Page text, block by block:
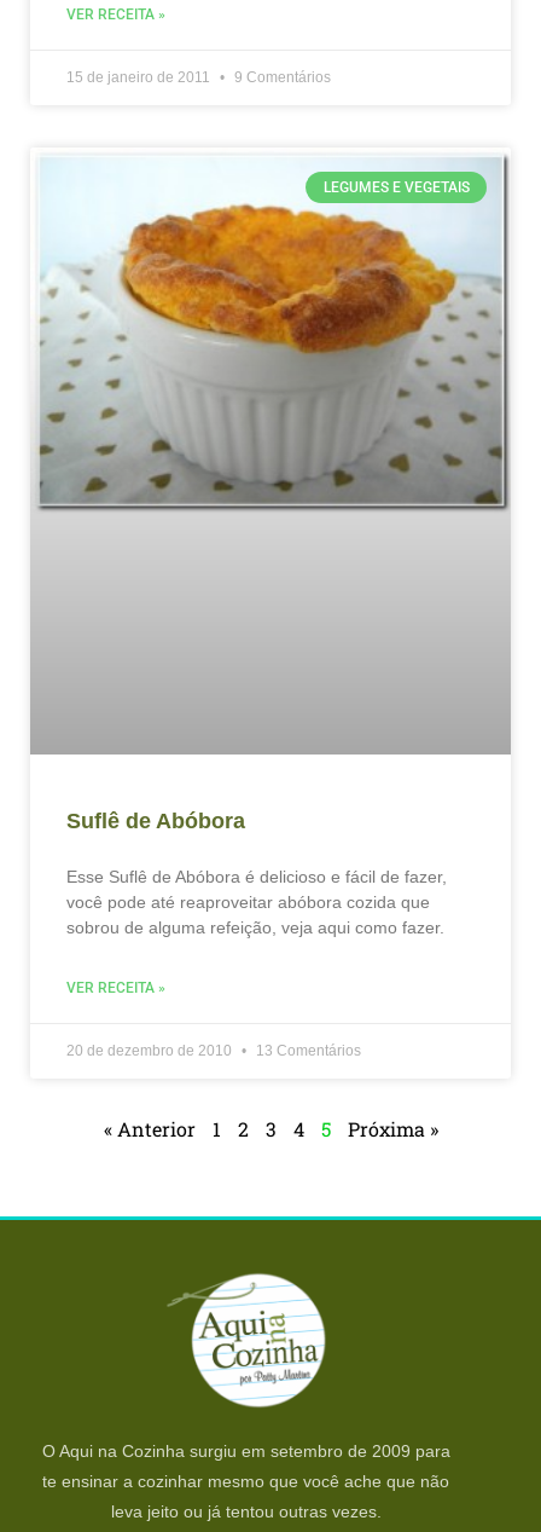
VER RECEITA »
15 de janeiro de 2011 9 Comentários
LEGUMES E VEGETAIS
Suflê de Abóbora
Esse Suflê de Abóbora é delicioso e fácil de fazer,
você pode até reaproveitar abóbora cozida que
sobrou de alguma refeição, veja aqui como fazer.
VER RECEITA »
20 de dezembro de 2010 13 Comentários
« Anterior 1 2 3 4 5 Próxima »
O Aqui na Cozinha surgiu em setembro de 2009 para
te ensinar a cozinhar mesmo que você ache que não
leva jeito ou já tentou outras vezes.